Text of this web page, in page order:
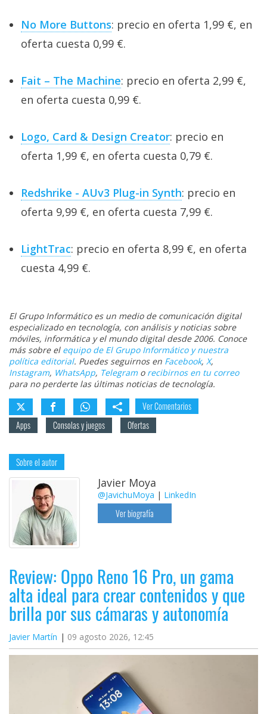
No More Buttons: precio en oferta 1,99 €, en
oferta cuesta 0,99 €.
Fait – The Machine: precio en oferta 2,99 €,
en oferta cuesta 0,99 €.
Logo, Card & Design Creator: precio en
oferta 1,99 €, en oferta cuesta 0,79 €.
Redshrike - AUv3 Plug-in Synth: precio en
oferta 9,99 €, en oferta cuesta 7,99 €.
LightTrac: precio en oferta 8,99 €, en oferta
cuesta 4,99 €.
El Grupo Informático es un medio de comunicación digital
especializado en tecnología, con análisis y noticias sobre
móviles, informática y el mundo digital desde 2006. Conoce
más sobre el equipo de El Grupo Informático y nuestra
política editorial. Puedes seguirnos en Facebook, X,
Instagram, WhatsApp, Telegramo recibirnos en tu correo
para no perderte las últimas noticias de tecnología.
Ver Comentarios
Apps
Consolas y juegos Ofertas
Sobre el autor
Javier Moya
@JavichuMoya | LinkedIn
Ver biografía
Review: Oppo Reno 16 Pro, un gama
alta ideal para crear contenidos y que
brilla por sus cámaras y autonomía
Javier Martín 09 agosto 2026, 12:45